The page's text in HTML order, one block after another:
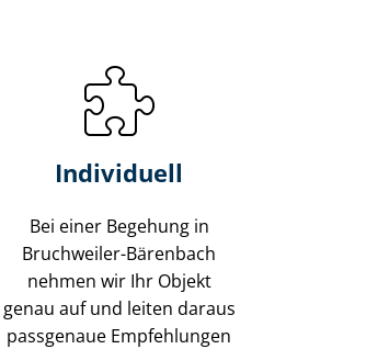
Individuell
Bei einer Begehung in
Bruchweiler-Bärenbach
nehmen wir Ihr Objekt
genau auf und leiten daraus
passgenaue Empfehlungen